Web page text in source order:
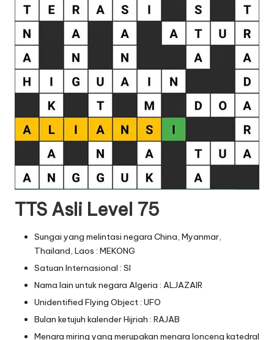
TTS Asli Level 75
Sungai yang melintasi negara China, Myanmar,
Thailand, Laos : MEKONG
Satuan Internasional : SI
Nama lain untuk negara Algeria : ALJAZAIR
Unidentified Flying Object : UFO
Bulan ketujuh kalender Hijriah : RAJAB
Menara miring yang merupakan menara lonceng katedral